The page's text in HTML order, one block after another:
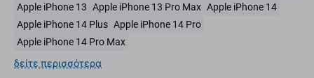
Apple iPhone 13 Apple iPhone 13 Pro Max Apple iPhone 14
Apple iPhone 14 Plus Apple iPhone 14 Pro
Apple iPhone 14 Pro Max
δείτε περισσότερα